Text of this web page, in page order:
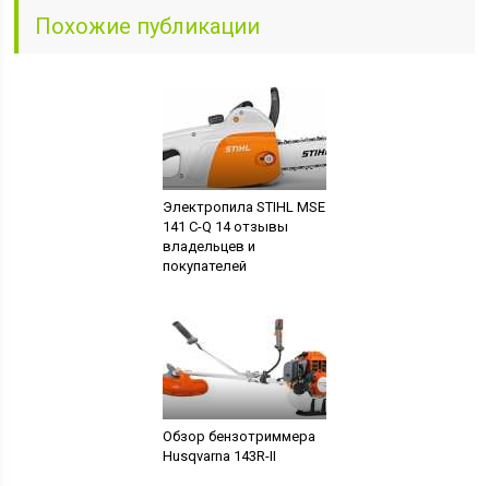
Похожие публикации
Электропила STIHL MSE
141 С-Q 14 отзывы
владельцев и
покупателей
Обзор бензотриммера
Husqvarna 143R-II